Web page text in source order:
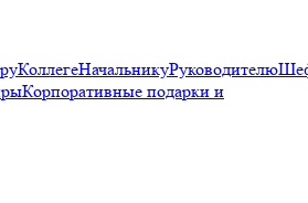
КоллегеНачальникуРуководителю
Корпоративные подарки и